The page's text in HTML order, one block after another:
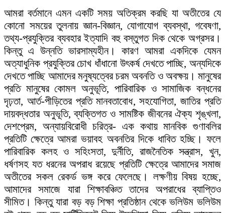
আমরা বর্তমানে এমন একটি সময় অতিক্রম করছি যা অতীতের যে
কোনো সময়ের তুলনায় জ্ঞান-বিজ্ঞান, যোগাযোগ ব্যবস্থা, গবেষণা,
তথ্য-প্রযুক্তির ব্যবহার ইত্যাদি বহু বস্তুগত দিক থেকে অগ্রসর।
কিন্তু এ উন্নতি ভারসাম্যহীন। কারণ আমরা একদিকে যেমন
অত্যাধুনিক প্রযুক্তির চোখ ধাঁধানো উৎকর্ষ দেখতে পাচ্ছি, অন্যদিকে
দেখতে পাচ্ছি আমাদের মনুষ্যত্বের চরম অবনতি ও অবক্ষয়। মানুষের
প্রতি মানুষের কোমল অনুভূতি, পারিবারিক ও সামাজিক বন্ধনের
দৃঢ়তা, আর্ত-পীড়িতের প্রতি মানবতাবোধ, সহযোগিতা, জাতির প্রতি
দায়বদ্ধতার অনুভূতি, ব্যক্তিগত ও সামষ্টিক জীবনের ঐক্য শৃঙ্খলা,
দেশপ্রেম, অন্যায়বিরোধী চরিত্র- এক কথায় মানবিক গুণাবলির
প্রতিটি ক্ষেত্রে আমরা ভয়াবহ অবনতির দিকে ধাবিত হচ্ছি। ফলে
পারিবারিক কলহ ও সহিংসতা, দুর্নীতি, রাজনৈতিক সন্ত্রাস, খুন,
ধর্ষণসহ যত ধরনের অপরাধ রয়েছে প্রতিটি ক্ষেত্রে আমাদের সমাজ
অতীতের সকল রেকর্ড ভঙ্গ করে ফেলেছে। লক্ষণীয় বিষয় হচ্ছে,
আমাদের সমাজে যারা শিক্ষাবঞ্চিত তাদের অপরাধের ব্যাপ্তিও
সীমিত। কিন্তু যারা বড় বড় শিক্ষা প্রতিষ্ঠান থেকে ভলিউম ভলিউম